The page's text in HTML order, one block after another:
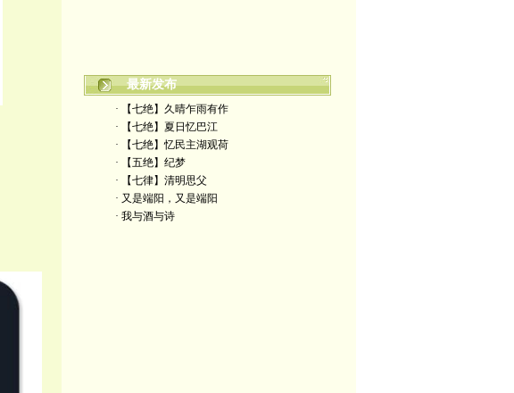
最新发布
· 【七绝】久晴乍雨有作
· 【七绝】夏日忆巴江
· 【七绝】忆民主湖观荷
· 【五绝】纪梦
· ​【七律】清明思父
· 又是端阳，又是端阳
· 我与酒与诗